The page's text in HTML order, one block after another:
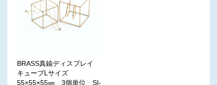
BRASS真鍮ディスプレイ
キューブLサイズ
55×55×55㎜ 3個単位 SI-